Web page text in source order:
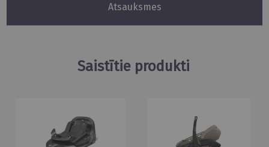
Atsauksmes
Saistītie produkti